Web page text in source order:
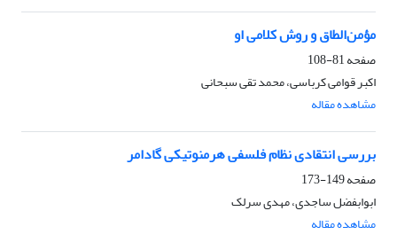
مؤمن‌الطاق و روش کلامی او
صفحه81-108
اکبر قوامی کرباسی، محمد تقی سبحانی
مشاهده مقاله
بررسی انتقادی نظام فلسفی هرمنوتیکی گادامر
صفحه149-173
ابوابفضل ساجدی، مهدی سرلک
مشاهده مقاله